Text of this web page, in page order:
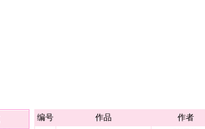
编号 作品
作者